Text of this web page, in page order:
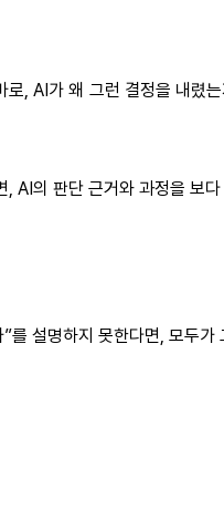
, AI가 왜 그런 결정을 내렸
AI의 판단 근거와 과정을 보
설명하지 못한다면, 모두가